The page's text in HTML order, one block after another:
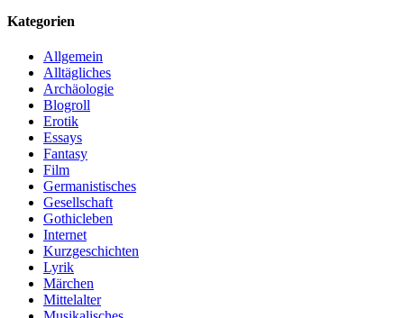
Kategorien
Allgemein
Alltägliches
Archäologie
Blogroll
Erotik
Essays
Fantasy
Film
Germanistisches
Gesellschaft
Gothicleben
Internet
Kurzgeschichten
Lyrik
Märchen
Mittelalter